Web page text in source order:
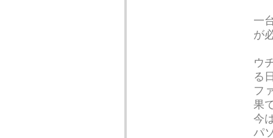
一
が
ウ
る
フ
果
今
パ